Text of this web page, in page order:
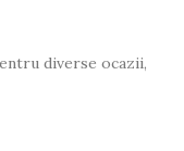
diverse ocazii,